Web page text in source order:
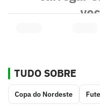
TUDO SOBRE
Copa do Nordeste